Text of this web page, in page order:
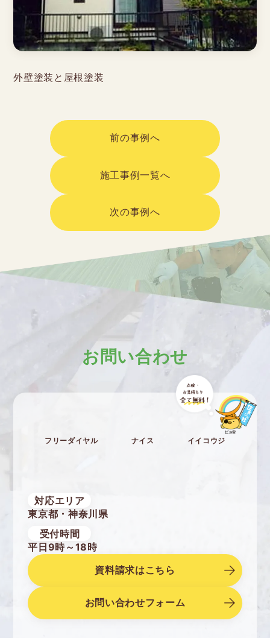
外壁塗装と屋根塗装
前の事例へ
施工事例一覧へ
次の事例へ
お問い合わせ
フリーダイヤル ナイス イイコウジ
対応エリア
東京都・神奈川県
受付時間
平日9時～18時
資料請求はこちら
お問い合わせフォーム